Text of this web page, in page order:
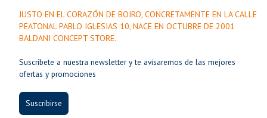
JUSTO EN EL CORAZÓN DE BOIRO, CONCRETAMENTE EN LA CALLE
PEATONAL PABLO IGLESIAS 10, NACE EN OCTUBRE DE 2001
BALDANI CONCEPT STORE.
Suscríbete a nuestra newsletter y te avisaremos de las mejores
ofertas y promociones
Suscribirse